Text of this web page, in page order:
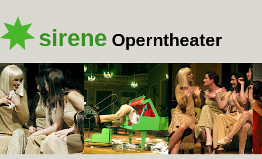
sirene Operntheater